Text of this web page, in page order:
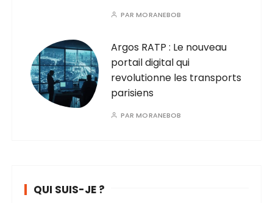
PARMORANEBOB
Argos RATP : Le nouveau
portail digital qui
revolutionne les transports
parisiens
PARMORANEBOB
QUI SUIS-JE ?